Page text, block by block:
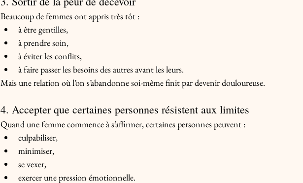
Beaucoup de femmes ont appris très tôt :
à être gentilles,
à prendre soin,
à éviter les conflits,
à faire passer les besoins des autres avant les leurs.
Mais une relation où l’on s’abandonne soi-même finit par devenir douloureuse.
4. Accepter que certaines personnes résistent aux limites
Quand une femme commence à s’affirmer, certaines personnes peuvent :
culpabiliser,
minimiser,
se vexer,
exercer une pression émotionnelle.